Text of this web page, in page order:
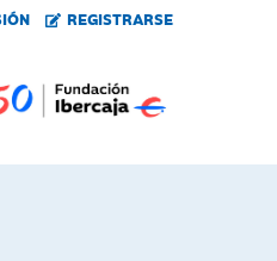
REGISTRARSE